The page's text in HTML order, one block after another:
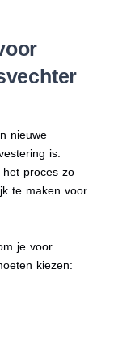
nieuwe
is.
proces zo
te maken voor
je voor
kiezen: